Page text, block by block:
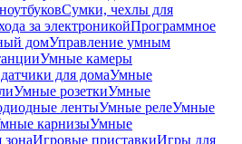
Сумки, чехлы для
за электроникойПрограммное
домУправление умным
Умные камеры
для домаУмные
Умные розеткиУмные
лентыУмные релеУмные
карнизыУмные
зонаИгровые приставкиИгры для